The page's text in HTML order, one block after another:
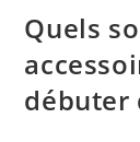
Quels
débuter